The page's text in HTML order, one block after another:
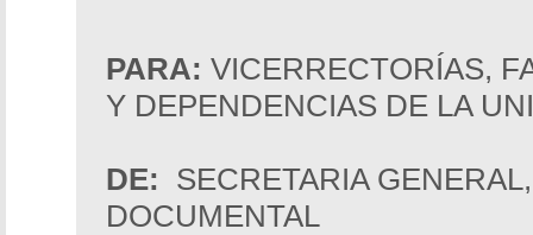
PARA: VICERRECTORÍAS,
Y DEPENDENCIAS DE LA
DE: SECRETARIA
DOCUMENTAL